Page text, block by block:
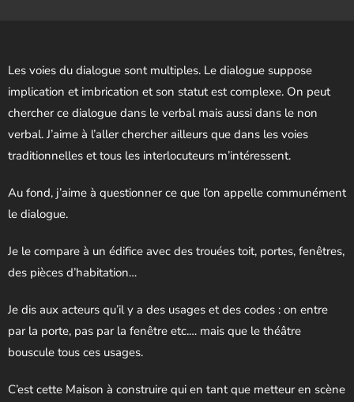
Les voies du dialogue sont multiples. Le dialogue suppose
implication et imbrication et son statut est complexe. On peut
chercher ce dialogue dans le verbal mais aussi dans le non
verbal. J’aime à l’aller chercher ailleurs que dans les voies
traditionnelles et tous les interlocuteurs m’intéressent.
Au fond, j’aime à questionner ce que l’on appelle communément
le dialogue.
Je le compare à un édifice avec des trouées toit, portes, fenêtres,
des pièces d’habitation…
Je dis aux acteurs qu’il y a des usages et des codes : on entre
par la porte, pas par la fenêtre etc.… mais que le théâtre
bouscule tous ces usages.
C’est cette Maison à construire qui en tant que metteur en scène